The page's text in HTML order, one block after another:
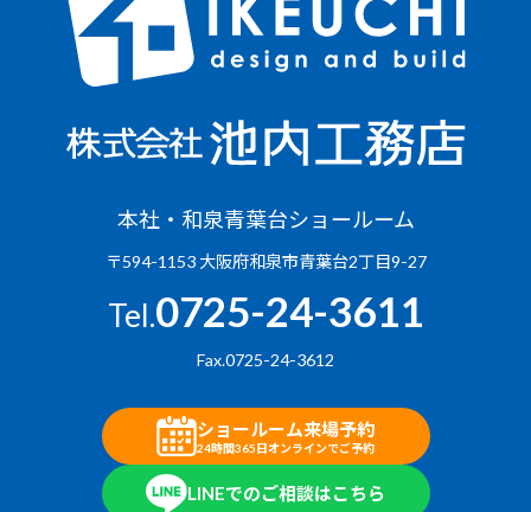
本社・和泉青葉台ショールーム
〒594-1153 大阪府和泉市青葉台2丁目9-27
Tel.0725-24-3611
Fax.0725-24-3612
ショールーム来場予約
24時間365日オンラインでご予約
LINEでのご相談はこちら